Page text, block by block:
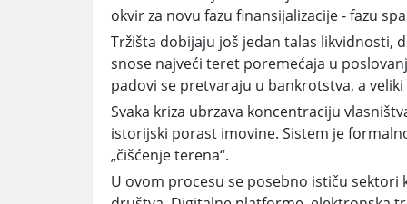
okvir za novu fazu finansijalizacije - fazu
Tržišta dobijaju još jedan talas likvidnosti,
snose najveći teret poremećaja u
padovi se pretvaraju u bankrotstva, a
Svaka kriza ubrzava koncentraciju
istorijski porast imovine. Sistem je
„čišćenje terena“.
U ovom procesu se posebno ističu